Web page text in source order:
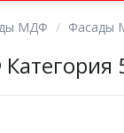
МДФ Фасады